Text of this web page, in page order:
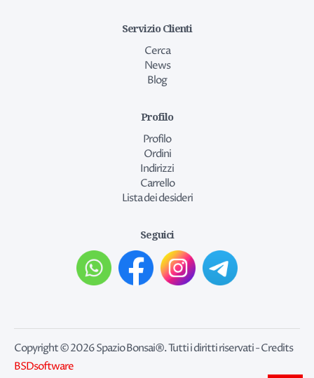
Servizio Clienti
Cerca
News
Blog
Profilo
Profilo
Ordini
Indirizzi
Carrello
Lista dei desideri
Seguici
Copyright © 2026 Spazio Bonsai®. Tutti i diritti riservati - Credits
BSDsoftware